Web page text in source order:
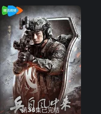
第36集已完结